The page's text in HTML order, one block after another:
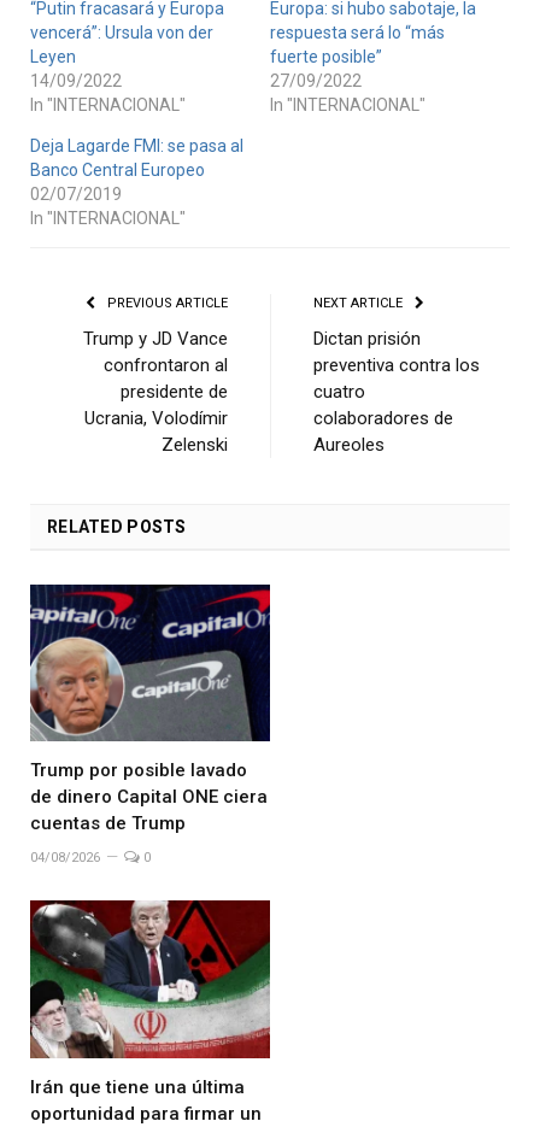
“Putin fracasará y Europa
vencerá”: Ursula von der
Leyen
14/09/2022
In "INTERNACIONAL"
Europa: si hubo sabotaje, la
respuesta será lo “más
fuerte posible”
27/09/2022
In "INTERNACIONAL"
Deja Lagarde FMI: se pasa al
Banco Central Europeo
02/07/2019
In "INTERNACIONAL"
PREVIOUS ARTICLE
Trump y JD Vance
confrontaron al
presidente de
Ucrania, Volodímir
Zelenski
NEXT ARTICLE
Dictan prisión
preventiva contra los
cuatro
colaboradores de
Aureoles
RELATED POSTS
Trump por posible lavado
de dinero Capital ONE ciera
cuentas de Trump
04/08/2026 0
Irán que tiene una última
oportunidad para firmar un